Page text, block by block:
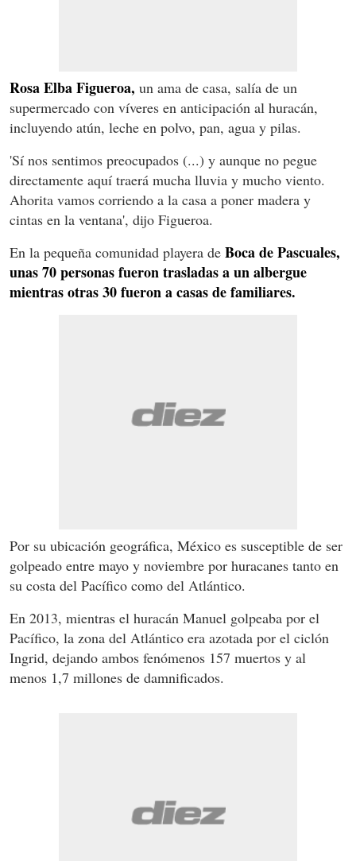
Rosa Elba Figueroa, un ama de casa, salía de un
supermercado con víveres en anticipación al huracán,
incluyendo atún, leche en polvo, pan, agua y pilas.
'Sí nos sentimos preocupados (...) y aunque no pegue
directamente aquí traerá mucha lluvia y mucho viento.
Ahorita vamos corriendo a la casa a poner madera y
cintas en la ventana', dijo Figueroa.
En la pequeña comunidad playera de Boca de Pascuales,
unas 70 personas fueron trasladas a un albergue
mientras otras 30 fueron a casas de familiares.
Por su ubicación geográfica, México es susceptible de ser
golpeado entre mayo y noviembre por huracanes tanto en
su costa del Pacífico como del Atlántico.
En 2013, mientras el huracán Manuel golpeaba por el
Pacífico, la zona del Atlántico era azotada por el ciclón
Ingrid, dejando ambos fenómenos 157 muertos y al
menos 1,7 millones de damnificados.